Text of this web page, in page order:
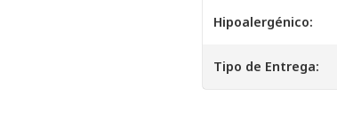
Hipoalergénico:
Tipo de Entrega: